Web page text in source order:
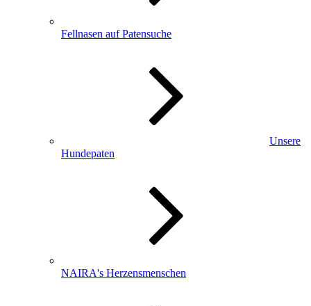
Fellnasen auf Patensuche
Unsere
Hundepaten
NAIRA's Herzensmenschen